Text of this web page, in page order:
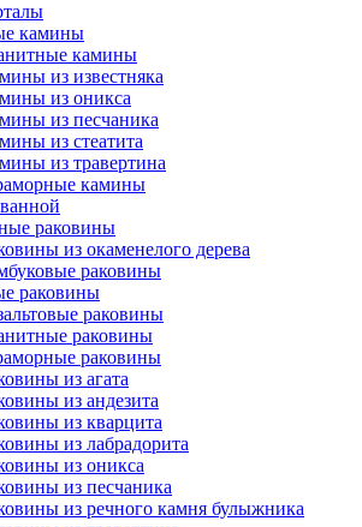
камины
камины
из известняка
из оникса
из песчаника
из стеатита
из травертина
камины
раковины
из окаменелого дерева
раковины
раковины
раковины
раковины
раковины
из агата
из андезита
из кварцита
из лабрадорита
из оникса
из песчаника
из речного камня булыжника